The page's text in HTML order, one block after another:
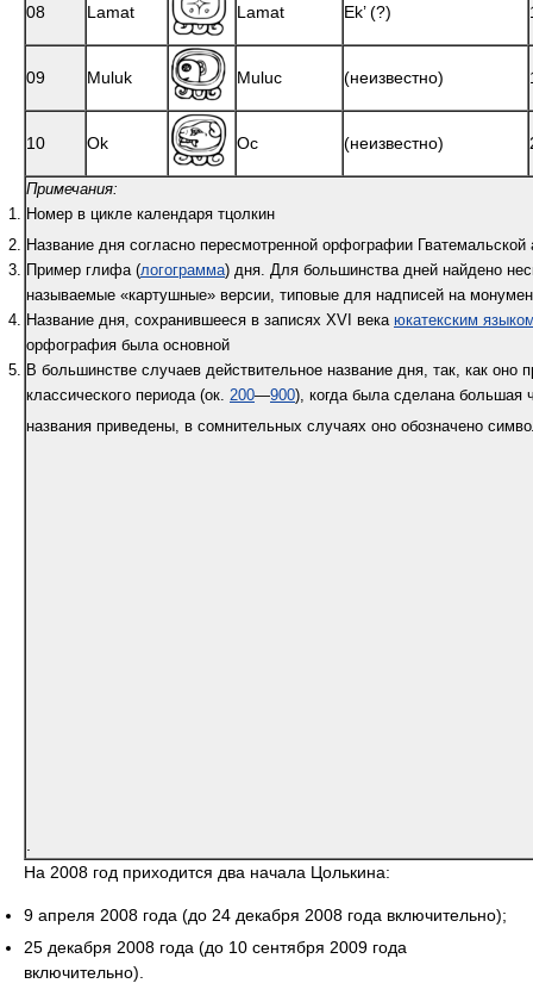
08 Lamat Lamat Ek’ (?)
09 Muluk Muluc (неизвестно)
10 Ok Oc (неизвестно)
Примечания:
Номер в цикле календаря тцолкин
Название дня согласно пересмотренной орфографии
Пример глифа (логограмма) дня. Для большинства дней найдено
называемые «картушные» версии, типовые для надписей на
Название дня, сохранившееся в записях XVI века юкатекским
орфография была основной
В большинстве случаев действительное название дня, так, как
классического периода (ок. 200—900), когда была сделана большая
названия приведены, в сомнительных случаях оно обозначено
На 2008 год приходится два начала Цолькина:
9 апреля 2008 года (до 24 декабря 2008 года включительно);
25 декабря 2008 года (до 10 сентября 2009 года
включительно).